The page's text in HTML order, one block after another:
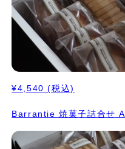
¥4,540 (税込)
Barrantie 焼菓子詰合せ A